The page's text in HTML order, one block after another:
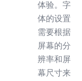
体验。字
体的设置
需要根据
屏幕的分
辨率和屏
幕尺寸来